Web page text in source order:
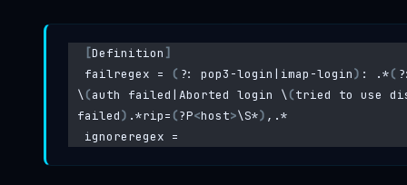
[Definition ]
failregex =
( ?: pop3-login|imap-login) : .*(
\(auth failed|Aborted login \(tried to use
failed) .*rip= (?P<host>\S*) ,.*
ignoreregex =